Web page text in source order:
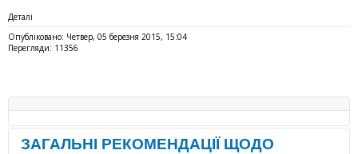
Деталі
Опубліковано: Четвер, 05 березня 2015, 15:04
Перегляди: 11356
ЗАГАЛЬНІ РЕКОМЕНДАЦІЇ ЩОДО